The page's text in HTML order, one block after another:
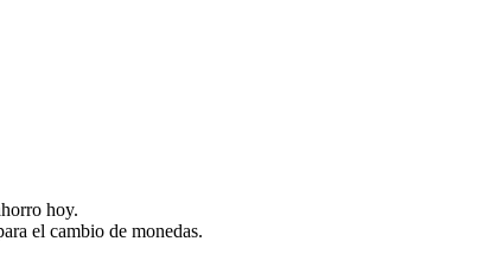
hoy.
el cambio de monedas.